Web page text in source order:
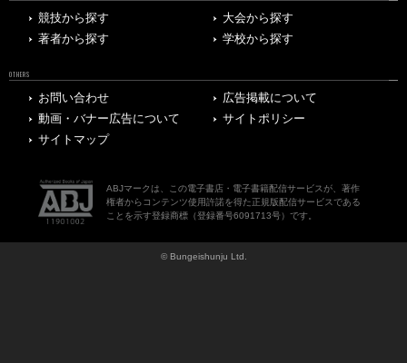
競技から探す
大会から探す
著者から探す
学校から探す
OTHERS
お問い合わせ
広告掲載について
動画・バナー広告について
サイトポリシー
サイトマップ
ABJマークは、この電子書店・電子書籍配信サービスが、著作
権者からコンテンツ使用許諾を得た正規版配信サービスである
ことを示す登録商標（登録番号6091713号）です。
© Bungeishunju Ltd.